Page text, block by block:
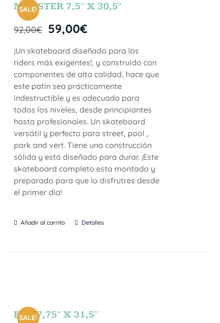
SALE!
MONSTER 7,5″ X 30,5″
92,00€ 59,00€
¡Un skateboard diseñado para los
riders más exigentes!, y construido con
componentes de alta calidad, hace que
este patín sea prácticamente
indestructible y es adecuado para
todos los niveles, desde principiantes
hasta profesionales. Un skateboard
versátil y perfecto para street, pool ,
park and vert. Tiene una construcción
sólida y está diseñado para durar. ¡Este
skateboard completo esta montado y
preparado para que lo disfrutres desde
el primer día!
Añadir al carrito Detalles
SALE!
FUN 7,75″ X 31,5″